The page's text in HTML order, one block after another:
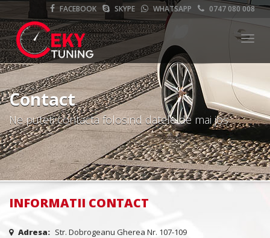
FACEBOOK SKYPE WHATSAPP 0747 080 008
Contact
Ne puteti contacta folosind datele de mai jos
INFORMATII CONTACT
Adresa: Str. Dobrogeanu Gherea Nr. 107-109